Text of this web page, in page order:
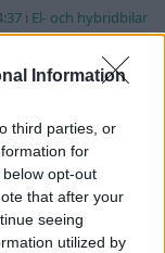
Information
third parties, or
for
opt-out
that after your
seeing
utilized by
i El- och hybridbilar
Back
sedani
OEM++
14 svar
10:06iProjekt